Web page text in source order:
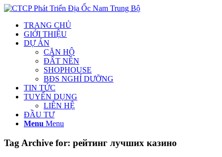
TRANG CHỦ
GIỚI THIỆU
DỰ ÁN
CĂN HỘ
ĐẤT NỀN
SHOPHOUSE
BĐS NGHỈ DƯỠNG
TIN TỨC
TUYỂN DỤNG
LIÊN HỆ
ĐẦU TƯ
Menu Menu
Tag Archive for: рейтинг лучших казино